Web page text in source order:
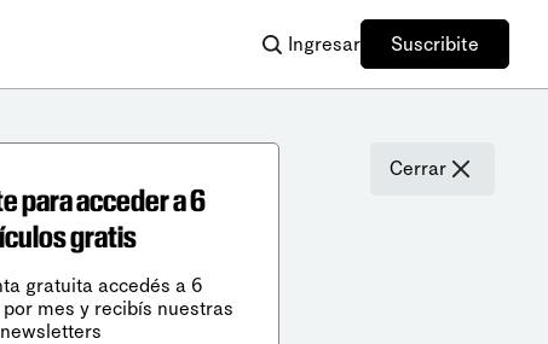
Ingresar Suscribite
Cerrar
para acceder a 6
gratis
gratuita accedés a 6
mes y recibís nuestras
newsletters